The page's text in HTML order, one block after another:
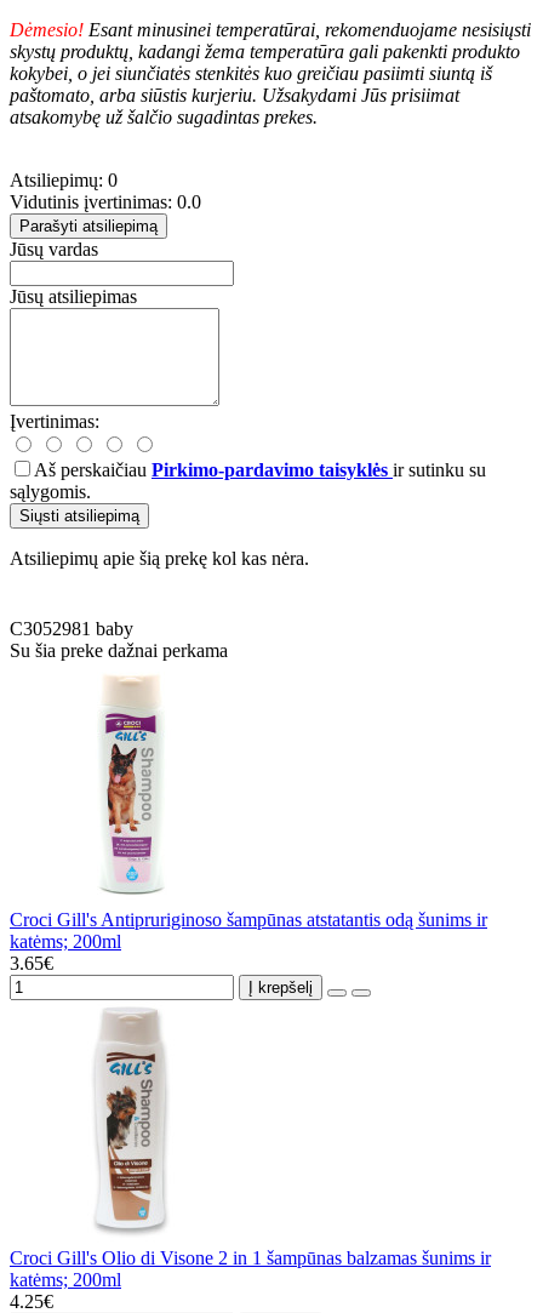
Dėmesio! Esant minusinei temperatūrai, rekomenduojame nesisiųsti
skystų produktų, kadangi žema temperatūra gali pakenkti produkto
kokybei, o jei siunčiatės stenkitės kuo greičiau pasiimti siuntą iš
paštomato, arba siūstis kurjeriu. Užsakydami Jūs prisiimat
atsakomybę už šalčio sugadintas prekes.
Atsiliepimų: 0
Vidutinis įvertinimas: 0.0
Parašyti atsiliepimą
Jūsų vardas
Jūsų atsiliepimas
Įvertinimas:
Aš perskaičiau Pirkimo-pardavimo taisyklės ir sutinku su
sąlygomis.
Siųsti atsiliepimą
Atsiliepimų apie šią prekę kol kas nėra.
C3052981 baby
Su šia preke dažnai perkama
Croci Gill's Antipruriginoso šampūnas atstatantis odą šunims ir
katėms; 200ml
3.65€
Į krepšelį
Croci Gill's Olio di Visone 2 in 1 šampūnas balzamas šunims ir
katėms; 200ml
4.25€